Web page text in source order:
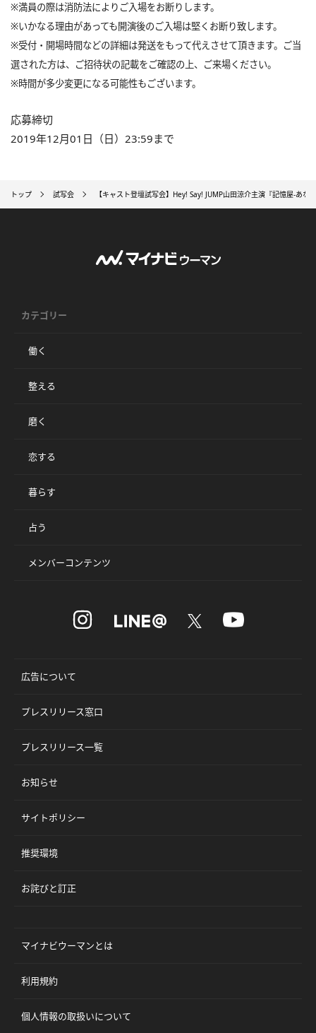
※満員の際は消防法によりご入場をお断りします。
※いかなる理由があっても開演後のご入場は堅くお断り致します。
※受付・開場時間などの詳細は発送をもって代えさせて頂きます。ご当
選された方は、ご招待状の記載をご確認の上、ご来場ください。
※時間が多少変更になる可能性もございます。
応募締切
2019年12月01日（日）23:59まで
トップ 試写会 【キャスト登壇試写会】Hey! Say! JUMP山田涼介主演『記憶屋‐あな
カテゴリー
働く
整える
磨く
恋する
暮らす
占う
メンバーコンテンツ
広告について
プレスリリース窓口
プレスリリース一覧
お知らせ
サイトポリシー
推奨環境
お詫びと訂正
マイナビウーマンとは
利用規約
個人情報の取扱いについて